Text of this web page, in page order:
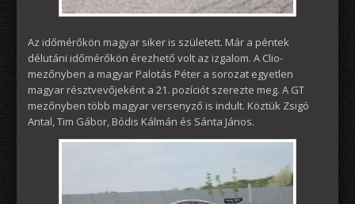
Az időmérőkön magyar siker is született. Már a péntek
délutáni időmérőkön érezhető volt az izgalom. A Clio-
mezőnyben a magyar Palotás Péter a sorozat egyetlen
magyar résztvevőjeként a 21. pozíciót szerezte meg. A GT
mezőnyben több magyar versenyző is indult. Köztük Zsigó
Antal, Tim Gábor, Bódis Kálmán és Sánta János.